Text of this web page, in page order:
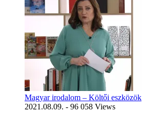
Magyar irodalom – Költői eszközök
2021.08.09. - 96 058 Views